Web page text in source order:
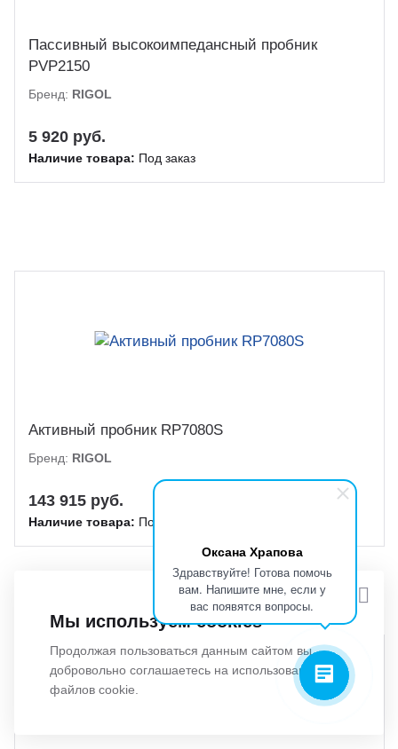
Оксана Храпова
Здравствуйте! Готова помочь
вам. Напишите мне, если у
вас появятся вопросы.
Пассивный высокоимпедансный пробник
PVP2150
Бренд: RIGOL
5 920 руб.
Наличие товара: Под заказ
Активный пробник RP7080S
Бренд: RIGOL
143 915 руб.
Наличие товара: Под заказ
Мы используем cookies
Продолжая пользоваться данным сайтом вы
добровольно соглашаетесь на использование
файлов cookie.